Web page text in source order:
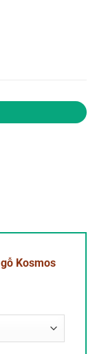
Kosmos